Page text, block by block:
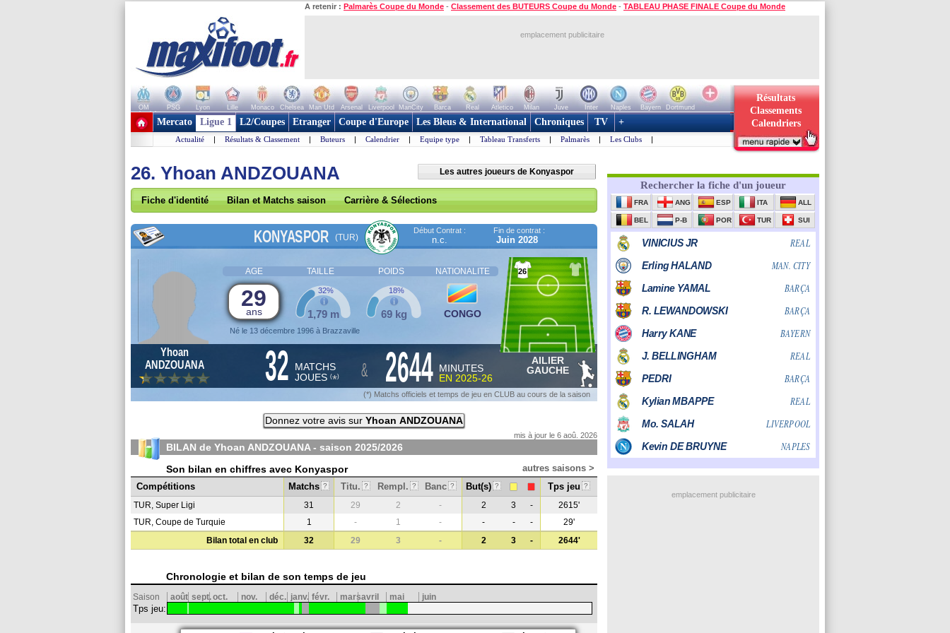
A retenir : Palmarès Coupe du Monde - Classement des BUTEURS Coupe du Monde - TABLEAU PHASE FINALE Coupe du Monde
emplacement publicitaire
OM PSG Lyon Lille Monaco Chelsea Man Utd Arsenal Liverpool ManCity Barca Real Atletico Milan Juve Inter Naples Bayern
Dortmund
+ de clubs
Résultats
Classements
Calendriers
Mercato Ligue 1 L2/Coupes Etranger Coupe d'Europe Les Bleus & International Chroniques TV +
Actualité | Résultats & Classement | Buteurs | Calendrier | Equipe type | Tableau Transferts | Palmarès | Les Clubs |
26. Yhoan ANDZOUANA Les autres joueurs de Konyaspor
Fiche d'identité Bilan et Matchs saison Carrière & Sélections
KONYASPOR (TUR)
Début Contrat :
n.c.
Fin de contrat :
Juin 2028
AGE TAILLE POIDS NATIONALITE
29
ans
Né le 13 décembre 1996 à Brazzaville
1,79 m
32%
69 kg
18%
CONGO
26
Yhoan
ANDZOUANA
32 MATCHS
JOUES (*) & 2644 MINUTES
EN 2025-26
AILIER
GAUCHE
(*) Matchs officiels et temps de jeu en CLUB au cours de la saison
Donnez votre avis sur Yhoan ANDZOUANA
mis à jour le 6 aoû. 2026
BILAN de Yhoan ANDZOUANA - saison 2025/2026
Son bilan en chiffres avec Konyaspor
autres saisons >
Compétitions
Matchs ? Titu. ? Rempl. ? Banc ? But(s) ? Tps jeu ?
TUR, Super Ligi 31 29 2 - 2 3 -
2615'
TUR, Coupe de Turquie
1 - 1 - - - -
29'
Bilan total en club
32 29 3 - 2 3 - 2644'
Chronologie et bilan de son temps de jeu
Saison août sept.oct. nov. déc. janv. févr. marsavril mai juin
Tps jeu:
emplacement publicitaire